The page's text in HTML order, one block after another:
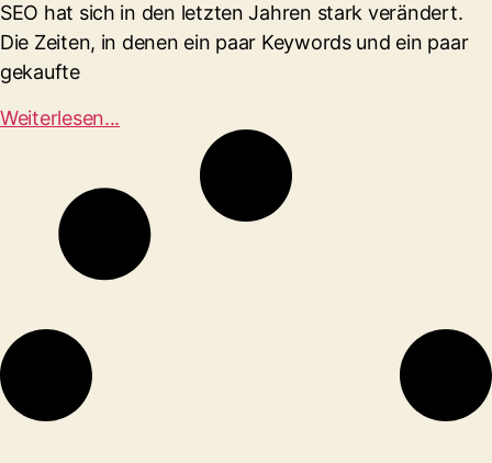
SEO hat sich in den letzten Jahren stark verändert.
Die Zeiten, in denen ein paar Keywords und ein paar
gekaufte
Weiterlesen...